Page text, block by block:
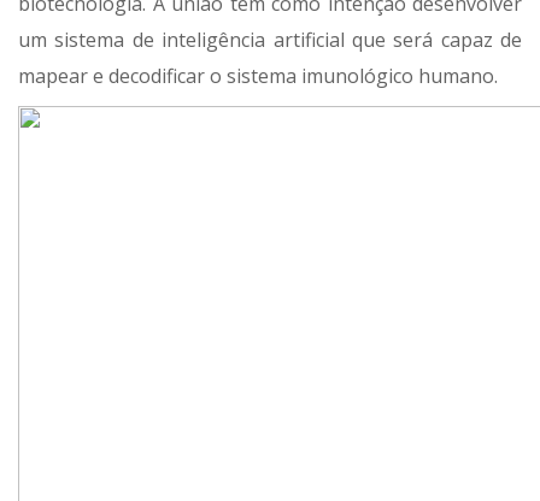
um sistema de inteligência artificial que será capaz de
mapear e decodificar o sistema imunológico humano.